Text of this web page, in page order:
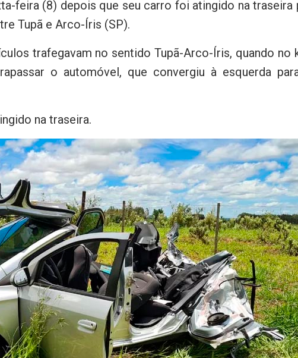
feira (8) depois que seu carro foi atingido na traseira
Tupã e Arco-Íris (SP).
trafegavam no sentido Tupã-Arco-Íris, quando no
o automóvel, que convergiu à esquerda
na traseira.